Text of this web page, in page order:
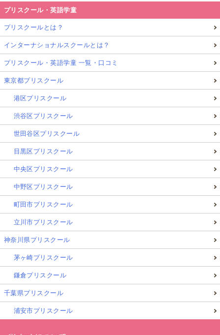
プリスクール・英語学童
プリスクールとは？
インターナショナルスクールとは？
プリスクール・英語学童 一覧・口コミ
東京都プリスクール
港区プリスクール
渋谷区プリスクール
世田谷区プリスクール
目黒区プリスクール
中央区プリスクール
中野区プリスクール
町田市プリスクール
立川市プリスクール
神奈川県プリスクール
茅ヶ崎プリスクール
鎌倉プリスクール
千葉県プリスクール
浦安市プリスクール